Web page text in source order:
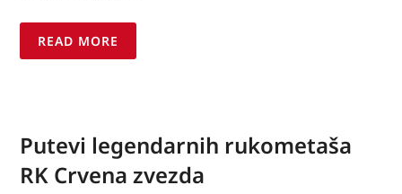
READ MORE
Putevi legendarnih rukometaša
RK Crvena zvezda